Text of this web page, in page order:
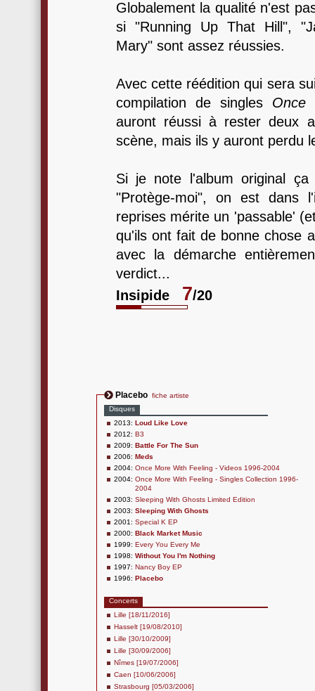
Globalement la qualité n'est
si "Running Up That Hill",
Mary" sont assez réussies.
Avec cette réédition qui sera
compilation de singles Once
auront réussi à rester deux
scène, mais ils y auront perdu
Si je note l'album original
"Protège-moi", on est dans
reprises mérite un 'passable'
qu'ils ont fait de bonne chose
avec la démarche
verdict...
Insipide
7/20
Placebo fiche artiste
Disques
2013: Loud Like Love
2012: B3
2009: Battle For The Sun
2006: Meds
2004: Once More With Feeling - Videos 1996-2004
2004: Once More With Feeling - Singles Collection 1996-
2004
2003: Sleeping With Ghosts Limited Edition
2003: Sleeping With Ghosts
2001: Special K EP
2000: Black Market Music
1999: Every You Every Me
1998: Without You I'm Nothing
1997: Nancy Boy EP
1996: Placebo
Concerts
Lille [18/11/2016]
Hasselt [19/08/2010]
Lille [30/10/2009]
Lille [30/09/2006]
Nîmes [19/07/2006]
Caen [10/06/2006]
Strasbourg [05/03/2006]